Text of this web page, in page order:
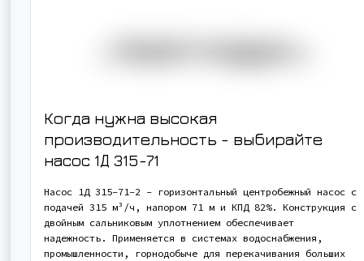
Когда нужна высокая
производительность - выбирайте
насос 1Д 315-71
Насос 1Д 315-71-2 - горизонтальный центробежный насос с
подачей 315 м³/ч, напором 71 м и КПД 82%. Конструкция с
двойным сальниковым уплотнением обеспечивает
надежность. Применяется в системах водоснабжения,
промышленности, горнодобыче для перекачивания больших